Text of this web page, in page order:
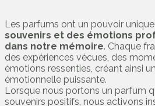
Les parfums ont un pouvoir
souvenirs et des émotions
dans notre mémoire. Chaque
des expériences vécues, des
émotions ressenties, créant ainsi
émotionnelle puissante.
Lorsque nous portons un parfum
souvenirs positifs, nous activons